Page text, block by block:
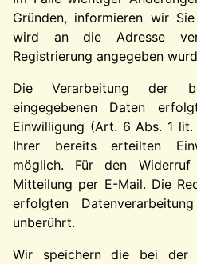
Gründen, informieren wir
wird an die Adresse
Registrierung angegeben
Die Verarbeitung der
eingegebenen Daten
Einwilligung (Art. 6 Abs. 1 lit.
Ihrer bereits erteilten
möglich. Für den
Mitteilung per E-Mail. Die
erfolgten
unberührt.
Wir speichern die bei der